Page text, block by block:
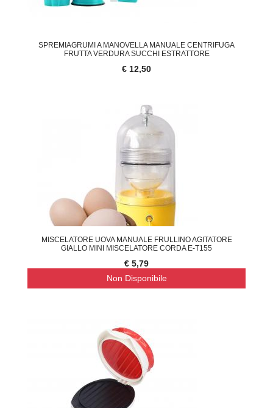
SPREMIAGRUMI A MANOVELLA MANUALE CENTRIFUGA
FRUTTA VERDURA SUCCHI ESTRATTORE
€ 12,50
MISCELATORE UOVA MANUALE FRULLINO AGITATORE
GIALLO MINI MISCELATORE CORDA E-T155
€ 5,79
Non Disponibile